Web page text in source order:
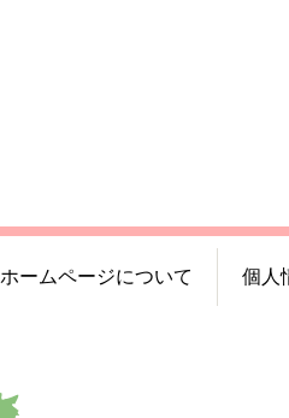
ホームページについて 個人